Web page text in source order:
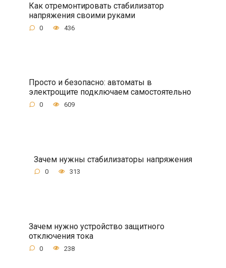
Как отремонтировать стабилизатор
напряжения своими руками
0 436
Просто и безопасно: автоматы в
электрощите подключаем самостоятельно
0 609
Зачем нужны стабилизаторы напряжения
0 313
Зачем нужно устройство защитного
отключения тока
0 238